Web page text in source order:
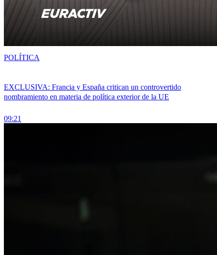
EXCLUSIVA: Francia y España critican un controvertido
nombramiento en materia de política exterior de la UE
09:21
POLÍTICA